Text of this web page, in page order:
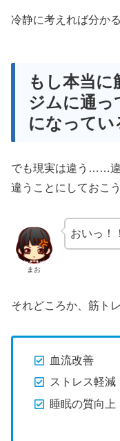
冷静に考えれば分か
もし本当に
ジムに通っ
になってい
でも現実は違う……
違うことにしておこう
まお
おいっ！！
それどころか、筋トレ
血流改善
ストレス軽減
睡眠の質向上